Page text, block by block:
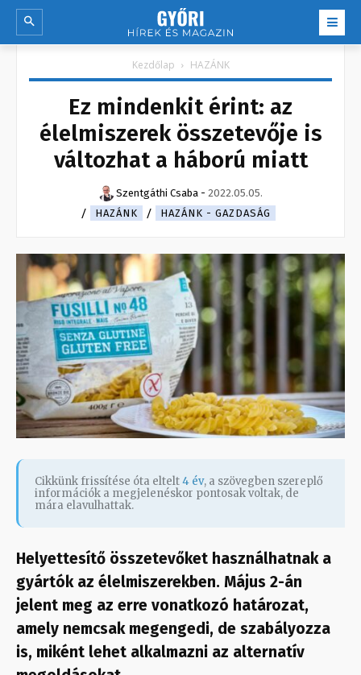
Kezdőlap HAZÁNK
Ez mindenkit érint: az
élelmiszerek összetevője is
változhat a háború miatt
Szentgáthi Csaba - 2022.05.05.
HAZÁNK
HAZÁNK - GAZDASÁG
Cikkünk frissítése óta eltelt4 év, a szövegben szereplő
információk a megjelenéskor pontosak voltak, de
mára elavulhattak.
Helyettesítő összetevőket használhatnak a
gyártók az élelmiszerekben. Május 2-án
jelent meg az erre vonatkozó határozat,
amely nemcsak megengedi, de szabályozza
is, miként lehet alkalmazni az alternatív